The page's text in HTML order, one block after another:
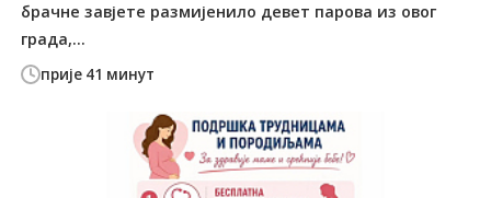
прије 41 минут
брачне завјете размијенило девет парова из овог
града,...